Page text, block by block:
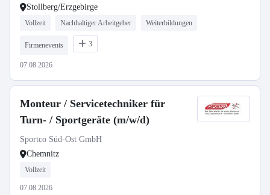
Stollberg/Erzgebirge
Vollzeit Nachhaltiger Arbeitgeber Weiterbildungen
Firmenevents 3
07.08.2026
Monteur / Servicetechniker für
Turn- / Sportgeräte (m/w/d)
Sportco Süd-Ost GmbH
Chemnitz
Vollzeit
07.08.2026